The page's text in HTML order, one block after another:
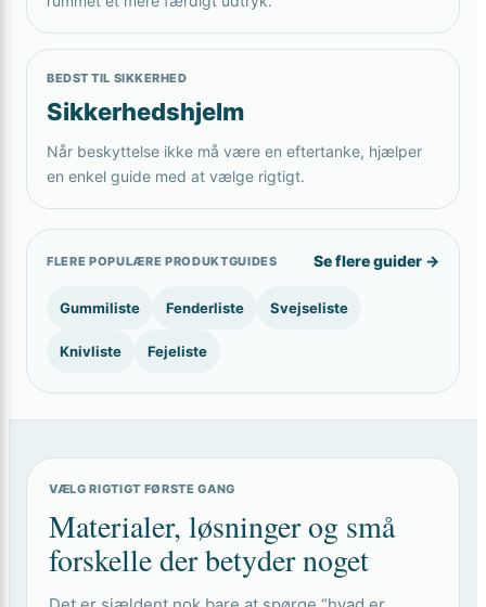
BEDST TIL SIKKERHED
Sikkerhedshjelm
Når beskyttelse ikke må være en eftertanke, hjælper
en enkel guide med at vælge rigtigt.
FLERE POPULÆRE PRODUKTGUIDES Se flere guider →
Gummiliste Fenderliste Svejseliste
Knivliste Fejeliste
VÆLG RIGTIGT FØRSTE GANG
Materialer, løsninger og små
forskelle der betyder noget